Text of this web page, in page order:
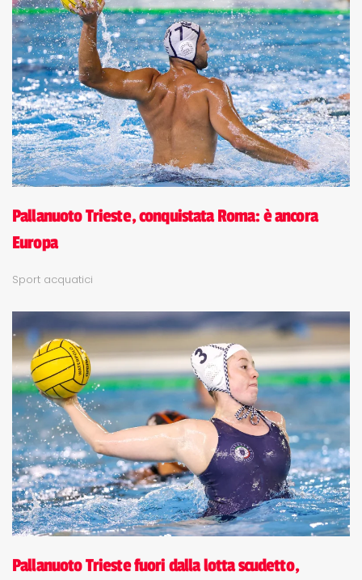
Pallanuoto Trieste, conquistata Roma: è ancora
Europa
Sport acquatici
Pallanuoto Trieste fuori dalla lotta scudetto,